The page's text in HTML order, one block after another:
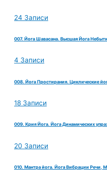
24 Записи
007. Йога Шавасана. Высшая Йога
4 Записи
008. Йога Простирания. Циклические
18 Записи
009. Крия Йога. Йога Динамических
20 Записи
010. Мантра йога. Йога Вибрации